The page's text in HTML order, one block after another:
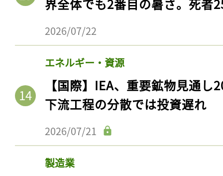
界全体でも2番目の暑さ。死者
2026/07/22
エネルギー・資源
【国際】IEA、重要鉱物見通
下流工程の分散では投資遅れ
2026/07/21
製造業